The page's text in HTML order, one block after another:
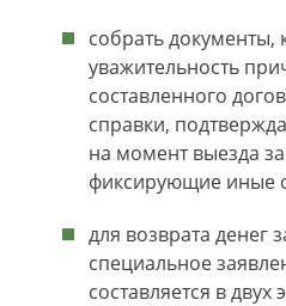
собрать
уважительность
составленного
справки,
на момент выезда
фиксирующие иные
для возврата денег
специальное
составляется в